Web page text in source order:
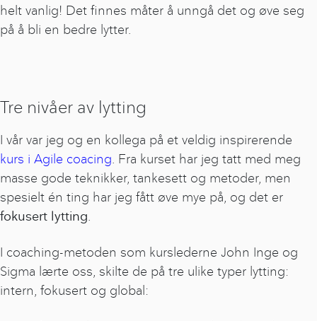
helt vanlig! Det finnes måter å unngå det og øve seg
på å bli en bedre lytter.
Tre nivåer av lytting
I vår var jeg og en kollega på et veldig inspirerende
kurs i Agile coacing. Fra kurset har jeg tatt med meg
masse gode teknikker, tankesett og metoder, men
spesielt én ting har jeg fått øve mye på, og det er
fokusert lytting.
I coaching-metoden som kurslederne John Inge og
Sigma lærte oss, skilte de på tre ulike typer lytting:
intern, fokusert og global: